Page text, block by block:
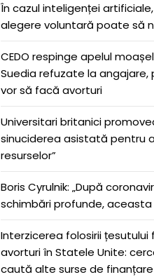
În cazul inteligenței artificiale,
alegere voluntară poate să
CEDO respinge apelul
Suedia refuzate la angajare,
vor să facă avorturi
Universitari britanici
sinuciderea asistată pentru
resurselor”
Boris Cyrulnik: „După
schimbări profunde,
Interzicerea folosirii țesutului
avorturi în Statele Unite:
caută alte surse de finanțare